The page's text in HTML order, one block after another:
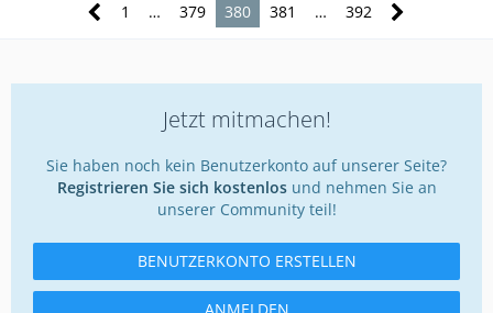
1 … 379 380 381 … 392
Jetzt mitmachen!
Sie haben noch kein Benutzerkonto auf unserer Seite?
Registrieren Sie sich kostenlosund nehmen Sie an
unserer Community teil!
BENUTZERKONTO ERSTELLEN